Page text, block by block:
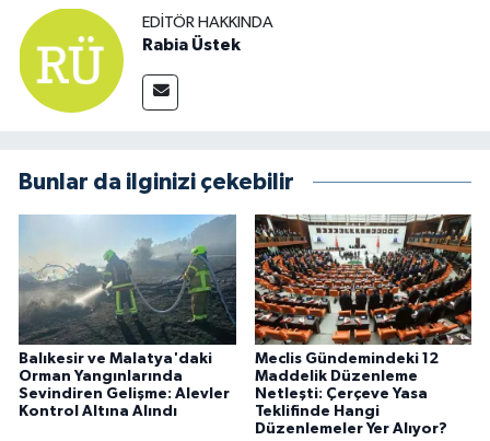
EDITÖR HAKKINDA
Rabia Üstek
Bunlar da ilginizi çekebilir
Balıkesir ve Malatya'daki
Orman Yangınlarında
Sevindiren Gelişme: Alevler
Kontrol Altına Alındı
Meclis Gündemindeki 12
Maddelik Düzenleme
Netleşti: Çerçeve Yasa
Teklifinde Hangi
Düzenlemeler Yer Alıyor?